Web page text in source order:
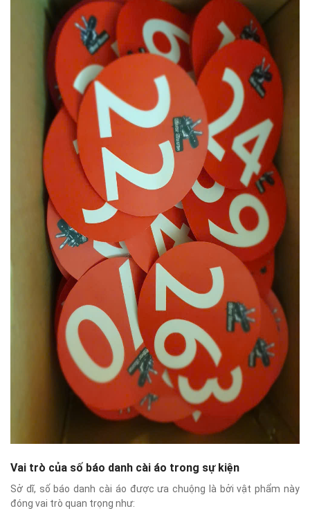
Vai trò của số báo danh cài áo trong sự kiện
Sở dĩ, số báo danh cài áo được ưa chuộng là bởi vật phẩm này
đóng vai trò quan trọng như: